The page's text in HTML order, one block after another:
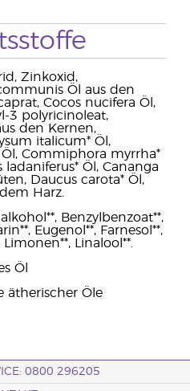
Zinkoxid,
Öl aus den
Cocos nucifera Öl,
3 polyricinoleat,
den Kernen,
italicum* Öl,
Öl, Commiphora myrrha*
ladaniferus* Öl, Cananga
Daucus carota* Öl,
Harz.
Benzylbenzoat**,
Eugenol**, Farnesol**,
Linalool**.
Öl
ätherischer Öle
0800 296205